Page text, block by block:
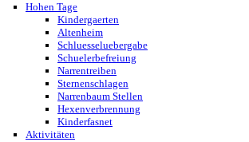
Hohen Tage
Kindergaerten
Altenheim
Schluesseluebergabe
Schuelerbefreiung
Narrentreiben
Sternenschlagen
Narrenbaum Stellen
Hexenverbrennung
Kinderfasnet
Aktivitäten